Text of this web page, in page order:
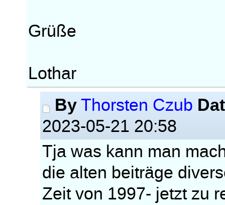
Grüße
Lothar
By Thorsten Czub
2023-05-21 20:58
Tja was kann man
die alten beiträge
Zeit von 1997- jetzt zu